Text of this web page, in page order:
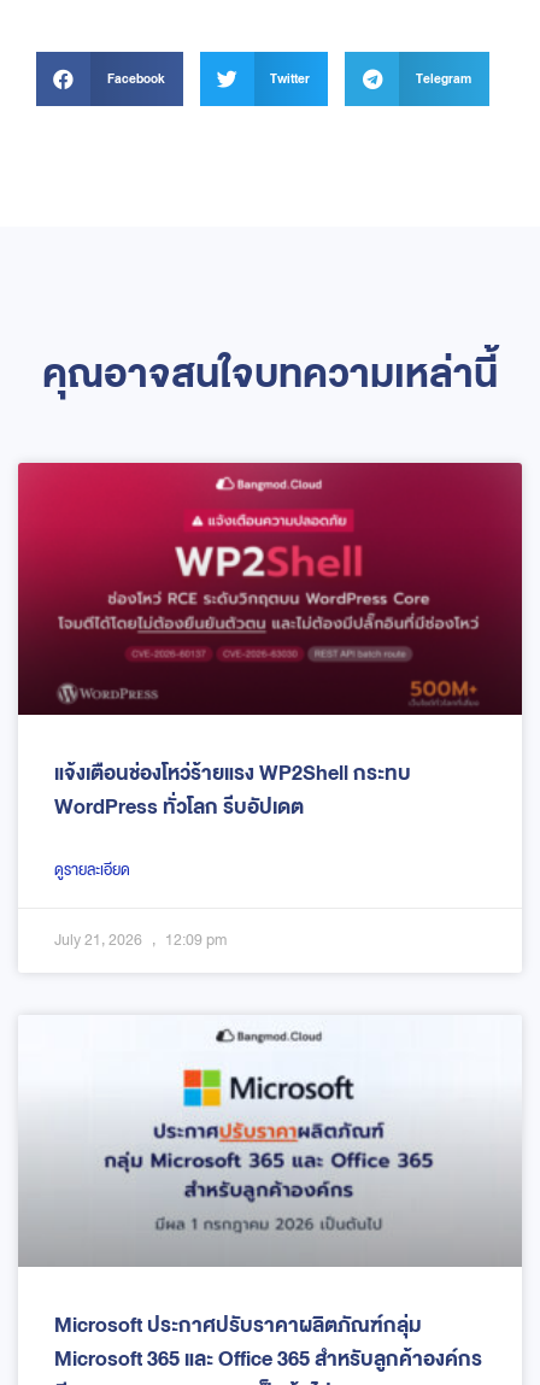
Facebook Twitter Telegram
คุณอาจสนใจบทความเหล่านี้
แจ้งเตือนช่องโหว่ร้ายแรง WP2Shell กระทบ
WordPress ทั่วโลก รีบอัปเดต
ดูรายละเอียด
July 21, 2026 12:09 pm
Microsoft ประกาศปรับราคาผลิตภัณฑ์กลุ่ม
Microsoft 365 และ Office 365 สำหรับลูกค้าองค์กร